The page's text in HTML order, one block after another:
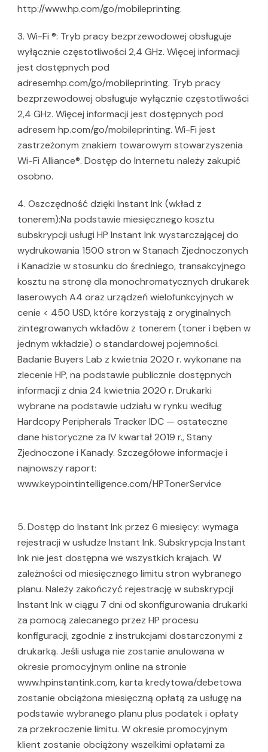
http://www.hp.com/go/mobileprinting.
3. Wi-Fi ®: Tryb pracy bezprzewodowej obsługuje
wyłącznie częstotliwości 2,4 GHz. Więcej informacji
jest dostępnych pod
adresemhp.com/go/mobileprinting. Tryb pracy
bezprzewodowej obsługuje wyłącznie częstotliwości
2,4 GHz. Więcej informacji jest dostępnych pod
adresem hp.com/go/mobileprinting. Wi-Fi jest
zastrzeżonym znakiem towarowym stowarzyszenia
Wi-Fi Alliance®. Dostęp do Internetu należy zakupić
osobno.
4. Oszczędność dzięki Instant Ink (wkład z
tonerem):Na podstawie miesięcznego kosztu
subskrypcji usługi HP Instant Ink wystarczającej do
wydrukowania 1500 stron w Stanach Zjednoczonych
i Kanadzie w stosunku do średniego, transakcyjnego
kosztu na stronę dla monochromatycznych drukarek
laserowych A4 oraz urządzeń wielofunkcyjnych w
cenie < 450 USD, które korzystają z oryginalnych
zintegrowanych wkładów z tonerem (toner i bęben w
jednym wkładzie) o standardowej pojemności.
Badanie Buyers Lab z kwietnia 2020 r. wykonane na
zlecenie HP, na podstawie publicznie dostępnych
informacji z dnia 24 kwietnia 2020 r. Drukarki
wybrane na podstawie udziału w rynku według
Hardcopy Peripherals Tracker IDC — ostateczne
dane historyczne za IV kwartał 2019 r., Stany
Zjednoczone i Kanady. Szczegółowe informacje i
najnowszy raport:
www.keypointintelligence.com/HPTonerService
5. Dostęp do Instant Ink przez 6 miesięcy: wymaga
rejestracji w usłudze Instant Ink. Subskrypcja Instant
Ink nie jest dostępna we wszystkich krajach. W
zależności od miesięcznego limitu stron wybranego
planu. Należy zakończyć rejestrację w subskrypcji
Instant Ink w ciągu 7 dni od skonfigurowania drukarki
za pomocą zalecanego przez HP procesu
konfiguracji, zgodnie z instrukcjami dostarczonymi z
drukarką. Jeśli usługa nie zostanie anulowana w
okresie promocyjnym online na stronie
www.hpinstantink.com, karta kredytowa/debetowa
zostanie obciążona miesięczną opłatą za usługę na
podstawie wybranego planu plus podatek i opłaty
za przekroczenie limitu. W okresie promocyjnym
klient zostanie obciążony wszelkimi opłatami za